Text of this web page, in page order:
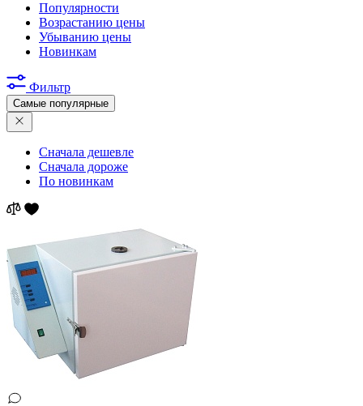
Популярности
Возрастанию цены
Убыванию цены
Новинкам
Фильтр
Самые популярные
Сначала дешевле
Сначала дороже
По новинкам